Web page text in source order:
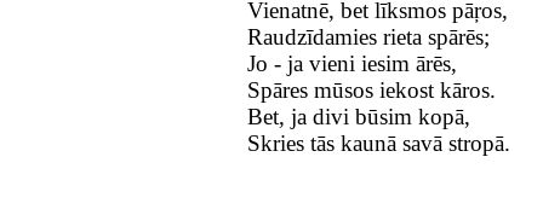
Vienatnē, bet līksmos pāŗos,
Raudzīdamies rieta spārēs;
Jo - ja vieni iesim ārēs,
Spāres mūsos iekost kāros.
Bet, ja divi būsim kopā,
Skries tās kaunā savā stropā.